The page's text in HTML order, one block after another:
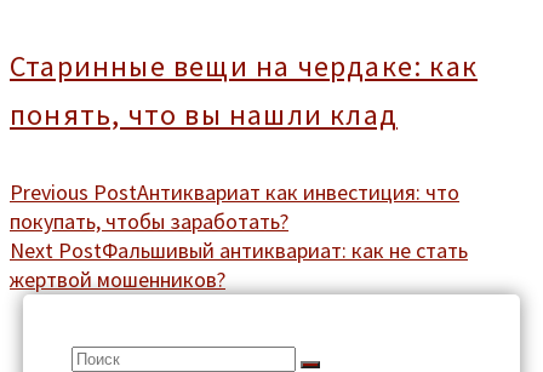
Старинные вещи на чердаке: как
понять, что вы нашли клад
Previous PostАнтиквариат как инвестиция: что
покупать, чтобы заработать?
Next PostФальшивый антиквариат: как не стать
жертвой мошенников?
Search